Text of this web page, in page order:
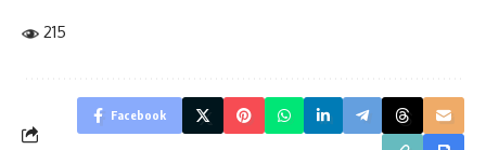
215
Facebook